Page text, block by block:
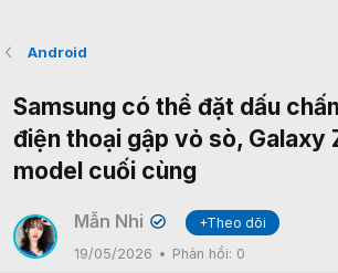
Android
Samsung có thể đặt dấu
điện thoại gập vỏ sò, Galaxy
model cuối cùng
Mẫn Nhi ✔
+Theo dõi
19/05/2026
Phản hồi: 0